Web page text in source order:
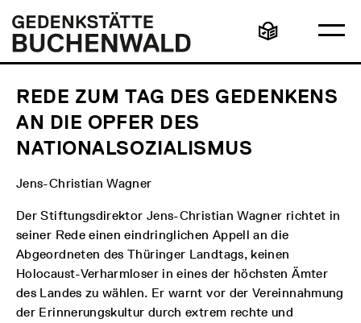
zum
Inhalt
Gedenkstätte
Buchenwald
Leichte
Sprache
REDE ZUM TAG DES GEDENKENS
AN DIE OPFER DES
NATIONALSOZIALISMUS
Jens-Christian Wagner
Der Stiftungsdirektor Jens-Christian Wagner richtet in
seiner Rede einen eindringlichen Appell an die
Abgeordneten des Thüringer Landtags, keinen
Holocaust-Verharmloser in eines der höchsten Ämter
des Landes zu wählen. Er warnt vor der Vereinnahmung
der Erinnerungskultur durch extrem rechte und